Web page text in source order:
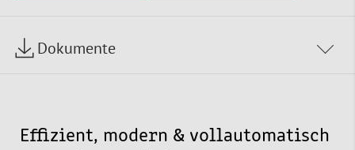
Dokumente
Effizient, modern & vollautomatisch